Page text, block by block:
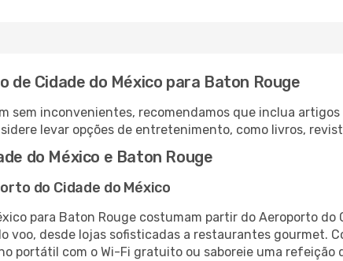
de Cidade do México para Baton Rouge
sem inconvenientes, recomendamos que inclua
levar opções de entretenimento, como livros,
do México e Baton Rouge
do Cidade do México
para Baton Rouge costumam partir do Aeroporto
voo, desde lojas sofisticadas a restaurantes gourmet.
portátil com o Wi-Fi gratuito ou saboreie uma refeição